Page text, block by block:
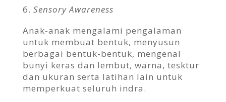
Sensory Awareness
Anak-anak mengalami pengalaman
untuk membuat bentuk, menyusun
berbagai bentuk-bentuk, mengenal
bunyi keras dan lembut, warna, tesktur
dan ukuran serta latihan lain untuk
memperkuat seluruh indra.